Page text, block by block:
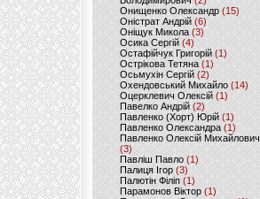
Онищенко Олександр (15)
Оністрат Андрій (6)
Оніщук Микола (3)
Осика Сергій(4)
Остафійчук Григорій(1)
Острікова Тетяна (1)
Осьмухін Сергій (2)
Охендовський Михайло (14)
Оцерклевич Олексій (1)
Павелко Андрій (2)
Павленко (Хорт) Юрій (1)
Павленко Олександра (1)
Павленко Олексій Михайлович
(3)
Павліш Павло(1)
Палиця Ігор (3)
Палютін Філіп(1)
Парамонов Віктор (1)